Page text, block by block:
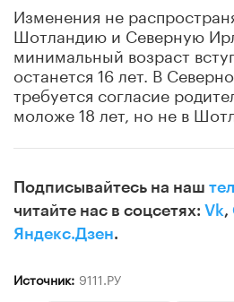
Изменения не
Шотландию и Северную
минимальный возраст
останется 16 лет. В
требуется согласие
моложе 18 лет, но не в
Подписывайтесь на наш
читайте нас в соцсетях: Vk,
Яндекс.Дзен.
Источник: 9111.РУ